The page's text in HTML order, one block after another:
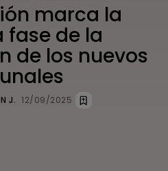
marca la
fase de la
de los nuevos
J. 12/09/2025